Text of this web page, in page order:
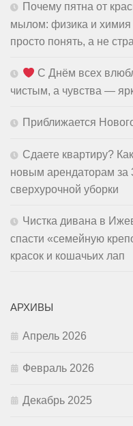
Почему пятна от
мылом: физика и химия
просто понять, а не
С Днём всех
чистым, а чувства —
Приближается
Сдаете квартиру?
новым арендаторам за
сверхурочной уборки
Чистка дивана в
спасти «семейную
красок и кошачьих лап
АРХИВЫ
Апрель 2026
Февраль 2026
Декабрь 2025